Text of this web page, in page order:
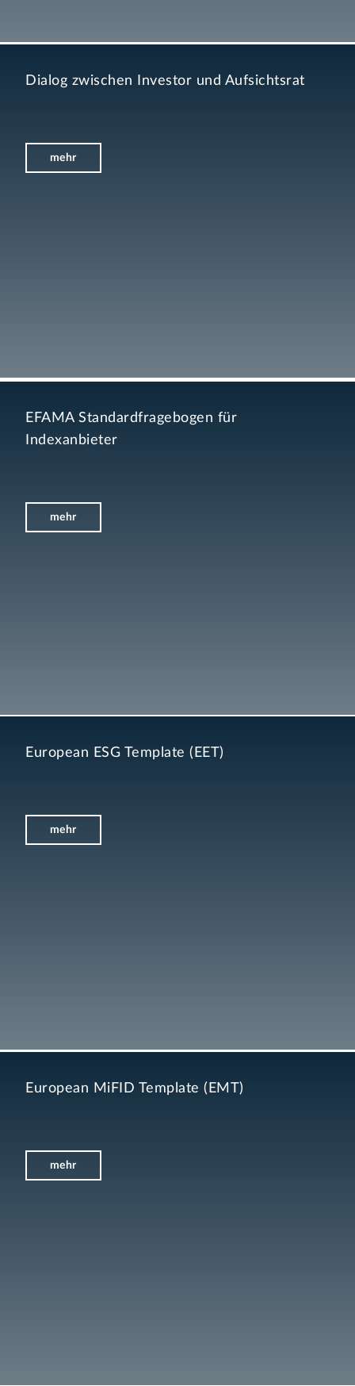
Dialog zwischen Investor und Aufsichtsrat
mehr
EFAMA Standardfragebogen für
Indexanbieter
mehr
European ESG Template (EET)
mehr
European MiFID Template (EMT)
mehr